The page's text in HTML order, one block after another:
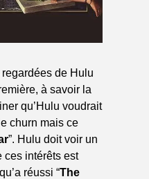
regardées de Hulu
à savoir la
qu’Hulu voudrait
churn mais ce
”. Hulu doit voir un
ces intérêts est
réussi “The